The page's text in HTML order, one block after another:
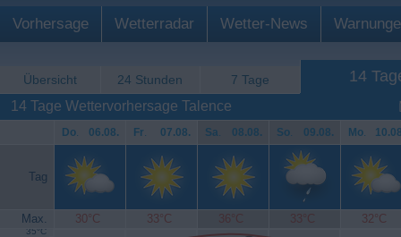
Vorhersage Wetterradar Wetter-News
Übersicht 24 Stunden 7 Tage 14
14 Tage Wettervorhersage Talence
Do. 06.08. Fr. 07.08. Sa. 08.08. So. 09.08. Mo.
Tag
Max. 30°C 33°C 36°C 33°C 32°C
35°C